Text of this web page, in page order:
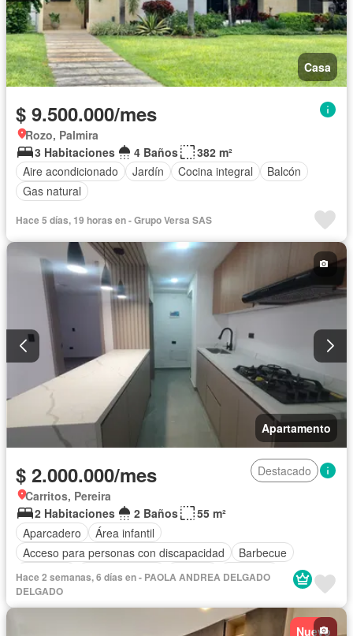
Casa
$ 9.500.000/mes
Rozo, Palmira
3 Habitaciones
4 Baños
382 m²
Aire acondicionado
Jardín Cocina integral
Balcón
Gas natural
Hace 5 días, 19 horas en - Grupo Versa SAS
Apartamento
$ 2.000.000/mes
Destacado
Carritos, Pereira
2 Habitaciones
2 Baños
55 m²
Aparcadero
Área infantil
Acceso para personas con discapacidad
Barbecue
Gimnasio
Cocina integral Internet
Ascensor
Gas natural
Piscina
Agua
Hace 2 semanas, 6 días en - PAOLA ANDREA DELGADO
DELGADO
Nuevo